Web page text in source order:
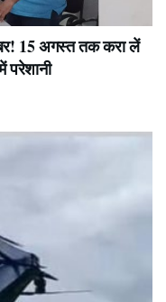
15 अगस्त तक करा लें
परेशानी